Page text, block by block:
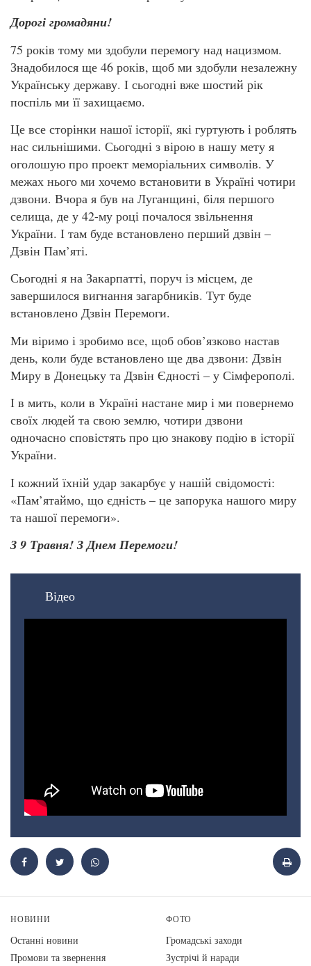
Дорогі громадяни!
75 років тому ми здобули перемогу над нацизмом.
Знадобилося ще 46 років, щоб ми здобули незалежну
Українську державу. І сьогодні вже шостий рік
поспіль ми її захищаємо.
Це все сторінки нашої історії, які гуртують і роблять
нас сильнішими. Сьогодні з вірою в нашу мету я
оголошую про проект меморіальних символів. У
межах нього ми хочемо встановити в Україні чотири
дзвони. Вчора я був на Луганщині, біля першого
селища, де у 42-му році почалося звільнення
України. І там буде встановлено перший дзвін –
Дзвін Пам’яті.
Сьогодні я на Закарпатті, поруч із місцем, де
завершилося вигнання загарбників. Тут буде
встановлено Дзвін Перемоги.
Ми віримо і зробимо все, щоб обов’язково настав
день, коли буде встановлено ще два дзвони: Дзвін
Миру в Донецьку та Дзвін Єдності – у Сімферополі.
І в мить, коли в Україні настане мир і ми повернемо
своїх людей та свою землю, чотири дзвони
одночасно сповістять про цю знакову подію в історії
України.
І кожний їхній удар закарбує у нашій свідомості:
«Пам’ятаймо, що єдність – це запорука нашого миру
та нашої перемоги».
З 9 Травня! З Днем Перемоги!
Відео
НОВИНИ
Останні новини
Промови та звернення
ФОТО
Громадські заходи
Зустрічі й наради